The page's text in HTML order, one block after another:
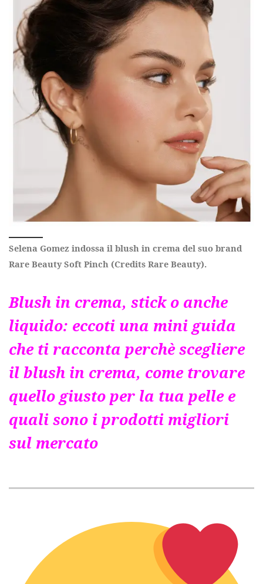
Selena Gomez indossa il blush in crema del suo brand
Rare Beauty Soft Pinch (Credits Rare Beauty).
Blush in crema, stick o anche
liquido: eccoti una mini guida
che ti racconta perchè scegliere
il blush in crema, come trovare
quello giusto per la tua pelle e
quali sono i prodotti migliori
sul mercato